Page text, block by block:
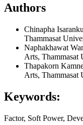
Authors
Chinapha
Thammasat
Naphakhawat
Arts, Thammasat
Thapakorn
Arts, Thammasat
Keywords:
Factor, Soft Power,